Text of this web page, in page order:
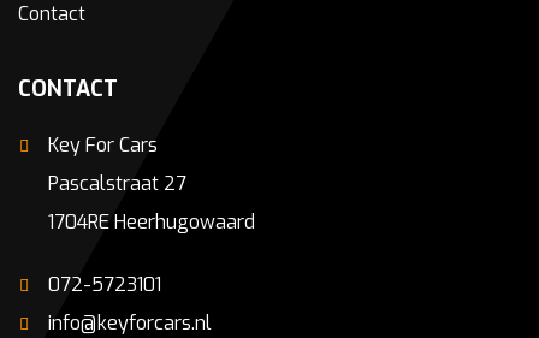
Contact
CONTACT
Key For Cars
Pascalstraat 27
1704RE Heerhugowaard
072-5723101
info@keyforcars.nl